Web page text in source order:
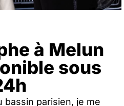
à Melun
sous
parisien, je me